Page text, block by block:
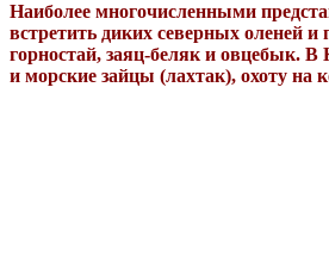
Наиболее многочисленными
встретить диких северных оленей
горностай, заяц-беляк и овцебык.
и морские зайцы (лахтак), охоту на